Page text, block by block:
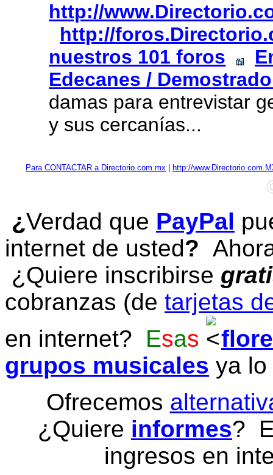
http://
http://
nuestros 101 foros
Edecanes /
damas para entrevistar
y sus cercanías...
Para CONTACTAR a Directorio.com.mx http://
¿Verdad que PayPal
internet de usted?
¿Quiere inscribirse
cobranzas (de tarjetas
en internet? Esas
grupos musicales ya
Ofrecemos
¿Quiere informes?
ingresos en